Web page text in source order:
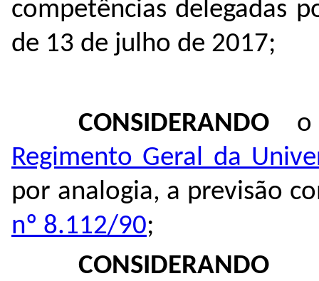
competências delegadas
de 13 de julho de 2017;
CONSIDERANDO o
Regimento Geral da
por analogia, a previsão
nº 8.112/90;
CONSIDERANDO